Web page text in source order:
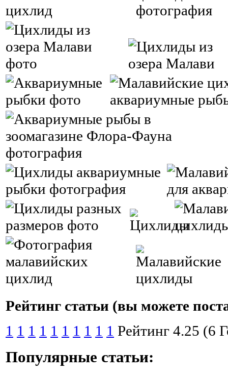
Рейтинг статьи (вы можете
1 1 1 1 1 1 1 1 1 1 Рейтинг 4.25 (6
Популярные статьи: